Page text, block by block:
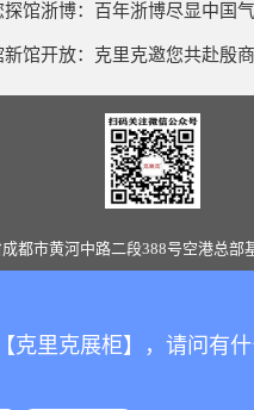
探馆浙博：百年浙博尽显中国
都市黄河中路二段388号空港总部
权所有：四川克里克展览展示有限
克里克展柜】，请问有什